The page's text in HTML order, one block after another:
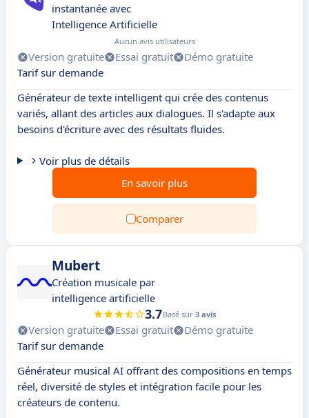
instantanée avec
Intelligence Artificielle
Aucun avis utilisateurs
Version gratuite Essai gratuit
Démo gratuite
Tarif sur demande
Générateur de texte intelligent qui crée des contenus
variés, allant des articles aux dialogues. Il s'adapte aux
besoins d'écriture avec des résultats fluides.
Voir plus de détails
En savoir plus
Comparer
Mubert
Création musicale par
intelligence artificielle
3.7Basé sur 3 avis
Version gratuite Essai gratuit
Démo gratuite
Tarif sur demande
Générateur musical AI offrant des compositions en temps
réel, diversité de styles et intégration facile pour les
créateurs de contenu.